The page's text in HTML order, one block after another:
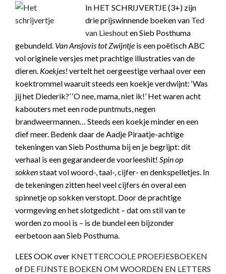
In HET SCHRIJVERTJE (3+) zijn
drie prijswinnende boeken van Ted
van Lieshouten Sieb Posthuma
gebundeld. Van Ansjovis tot Zwijntje is een poëtisch ABC
vol originele versjes met prachtige illustraties van de
dieren. Koekjes! vertelt het oergeestige verhaal over een
koektrommel waaruit steeds een koekje verdwijnt: ‘Was
jij het Diederik?’ ‘O nee, mama, niet ik!’ Het waren acht
kabouters met een rode puntmuts, negen
brandweermannen… Steeds een koekje minder en een
dief meer. Bedenk daar de Aadje Piraatje-achtige
tekeningen van Sieb Posthuma bij en je begrijpt: dit
verhaal is een gegarandeerde voorleeshit! Spin op
sokkenstaat vol woord-, taal-, cijfer- en denkspelletjes. In
de tekeningen zitten heel veel cijfers én overal een
spinnetje op sokken verstopt. Door de prachtige
vormgeving en het slotgedicht – dat om stil van te
worden zo mooi is – is de bundel een bijzonder
eerbetoon aan Sieb Posthuma.
LEES OOK over KNETTERCOOLE PROEFJESBOEKEN
of DE FIJNSTE BOEKEN OM WOORDEN EN LETTERS